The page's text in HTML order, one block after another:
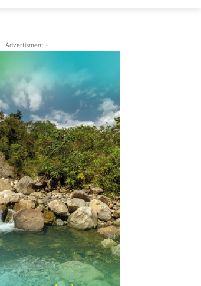
- Advertisment -